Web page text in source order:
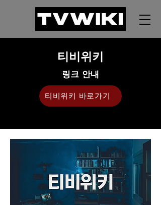
티비위키
링크 안내
티비위키 바로가기